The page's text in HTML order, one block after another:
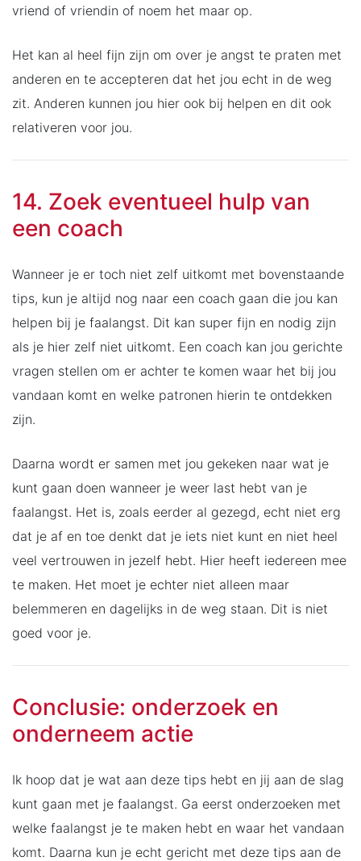
vriend of vriendin of noem het maar op.
Het kan al heel fijn zijn om over je angst te praten met
anderen en te accepteren dat het jou echt in de weg
zit. Anderen kunnen jou hier ook bij helpen en dit ook
relativeren voor jou.
14. Zoek eventueel hulp van
een coach
Wanneer je er toch niet zelf uitkomt met bovenstaande
tips, kun je altijd nog naar een coach gaan die jou kan
helpen bij je faalangst. Dit kan super fijn en nodig zijn
als je hier zelf niet uitkomt. Een coach kan jou gerichte
vragen stellen om er achter te komen waar het bij jou
vandaan komt en welke patronen hierin te ontdekken
zijn.
Daarna wordt er samen met jou gekeken naar wat je
kunt gaan doen wanneer je weer last hebt van je
faalangst. Het is, zoals eerder al gezegd, echt niet erg
dat je af en toe denkt dat je iets niet kunt en niet heel
veel vertrouwen in jezelf hebt. Hier heeft iedereen mee
te maken. Het moet je echter niet alleen maar
belemmeren en dagelijks in de weg staan. Dit is niet
goed voor je.
Conclusie: onderzoek en
onderneem actie
Ik hoop dat je wat aan deze tips hebt en jij aan de slag
kunt gaan met je faalangst. Ga eerst onderzoeken met
welke faalangst je te maken hebt en waar het vandaan
komt. Daarna kun je echt gericht met deze tips aan de